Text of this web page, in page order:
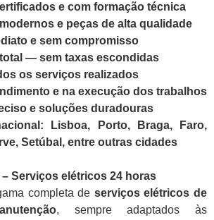
e com formação técnica
e peças de alta qualidade
e sem compromisso
— sem taxas escondidas
os serviços realizados
e na execução dos trabalhos
e soluções duradouras
Lisboa, Porto, Braga, Faro,
Setúbal, entre outras cidades
Serviços elétricos 24 horas
completa de serviços elétricos de
, sempre adaptados às